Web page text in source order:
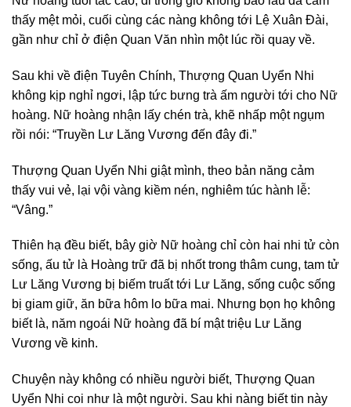
thấy mệt mỏi, cuối cùng các nàng không tới Lệ Xuân Đài,
gần như chỉ ở điện Quan Văn nhìn một lúc rồi quay về.
Sau khi về điện Tuyên Chính, Thượng Quan Uyển Nhi
không kịp nghỉ ngơi, lập tức bưng trà ấm người tới cho Nữ
hoàng. Nữ hoàng nhận lấy chén trà, khẽ nhấp một ngụm
rồi nói: “Truyền Lư Lăng Vương đến đây đi.”
Thượng Quan Uyển Nhi giật mình, theo bản năng cảm
thấy vui vẻ, lại vội vàng kiềm nén, nghiêm túc hành lễ:
“Vâng.”
Thiên hạ đều biết, bây giờ Nữ hoàng chỉ còn hai nhi tử còn
sống, ấu tử là Hoàng trữ đã bị nhốt trong thâm cung, tam tử
Lư Lăng Vương bị biếm truất tới Lư Lăng, sống cuộc sống
bị giam giữ, ăn bữa hôm lo bữa mai. Nhưng bọn họ không
biết là, năm ngoái Nữ hoàng đã bí mật triệu Lư Lăng
Vương về kinh.
Chuyện này không có nhiều người biết, Thượng Quan
Uyển Nhi coi như là một người. Sau khi nàng biết tin này